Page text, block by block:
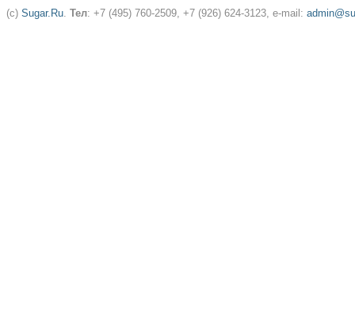
(c) Sugar.Ru. Тел: +7 (495) 760-2509, +7 (926) 624-3123, e-mail: